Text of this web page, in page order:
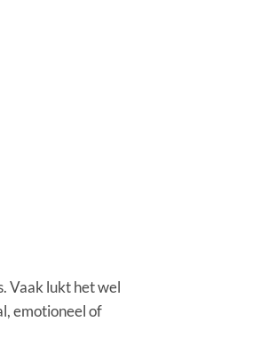
Vaak lukt het wel
emotioneel of